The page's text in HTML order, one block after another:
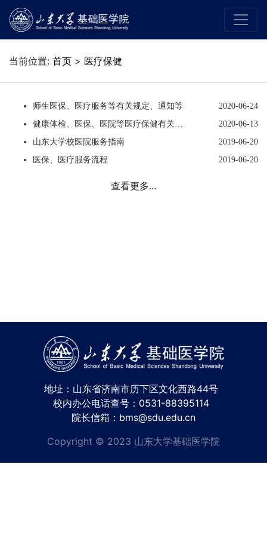
当前位置: 首页 > 医疗保健
师生医保、医疗服务等有关规定、通知等
2020-06-24
2020-06-13
山东大学校医院服务指南
2019-06-20
医保、医疗服务流程
2019-06-20
查看更多...
地址：山东省济南市历下区文化西路44号
校内办公电话查号：0531-88395114
院长信箱：bms@sdu.edu.cn
Copyright © 2023 山东大学基础医学院